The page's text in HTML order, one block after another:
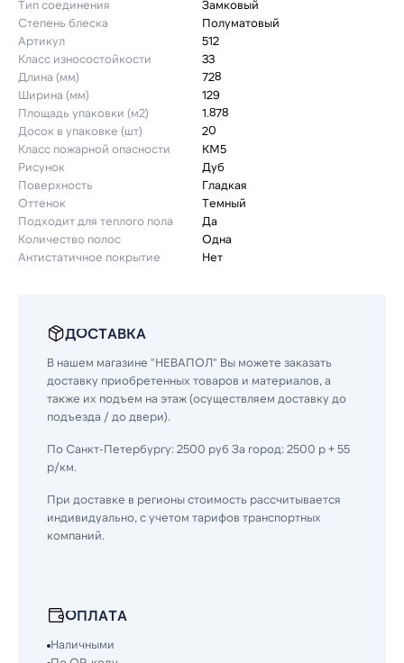
Тип соединения
Замковый
Степень блеска
Полуматовый
Артикул
512
Класс износостойкости
33
Длина (мм)
728
Ширина (мм)
129
Площадь упаковки (м2)
1.878
Досок в упаковке (шт)
20
Класс пожарной опасности
КМ5
Рисунок
Дуб
Поверхность
Гладкая
Оттенок
Темный
Подходит для теплого пола
Да
Количество полос
Одна
Антистатичное покрытие
Нет
ДОСТАВКА
В нашем магазине "НЕВАПОЛ" Вы можете заказать
доставку приобретенных товаров и материалов, а
также их подъем на этаж (осуществляем доставку до
подъезда / до двери).
По Санкт-Петербургу: 2500 руб За город: 2500 р + 55
р/км.
При доставке в регионы стоимость рассчитывается
индивидуально, с учетом тарифов транспортных
компаний.
ОПЛАТА
Наличными